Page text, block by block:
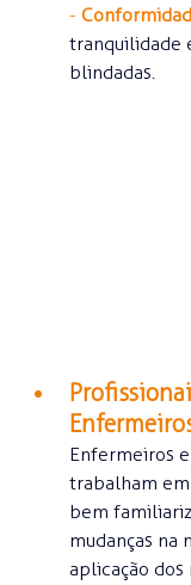
-
tranquilidade
blindadas.
Enfermeiros
trabalham
bem
mudanças na
aplicação dos